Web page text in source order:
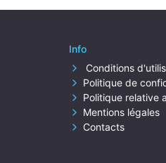
Info
Conditions
Politique de
Politique relative
Mentions légales
Contacts